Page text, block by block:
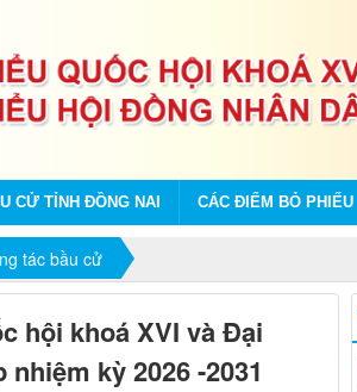
CỬ TỈNH ĐỒNG NAI CÁC ĐIỂM BỎ PHIẾU
tác bầu cử
hội khoá XVI và Đại
kỳ 2026 -2031